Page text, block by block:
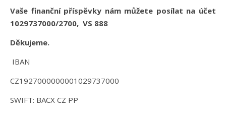
Vaše finanční příspěvky nám můžete posílat na účet
1029737000/2700, VS 888
Děkujeme.
IBAN
CZ1927000000001029737000
SWIFT: BACX CZ PP